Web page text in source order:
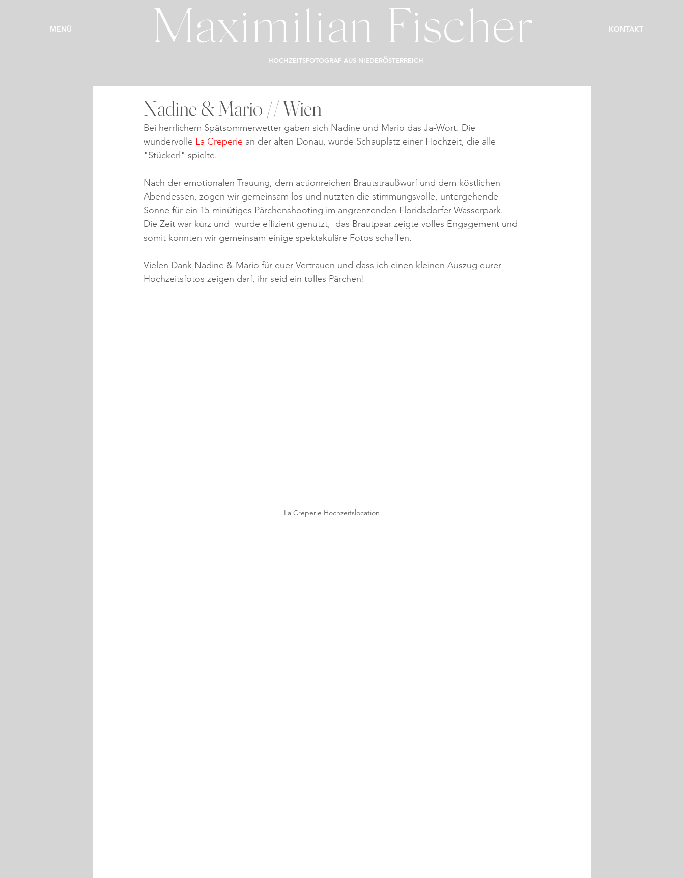
MENÜ Maximilian Fischer
HOCHZEITSFOTOGRAF AUS NIEDERÖSTERREICH
KONTAKT
Nadine & Mario // Wien
Bei herrlichem Spätsommerwetter gaben sich Nadine und Mario das Ja-Wort. Die
wundervolle La Creperie an der alten Donau, wurde Schauplatz einer Hochzeit, die alle
"Stückerl" spielte.
Nach der emotionalen Trauung, dem actionreichen Brautstraußwurf und dem köstlichen
Abendessen, zogen wir gemeinsam los und nutzten die stimmungsvolle, untergehende
Sonne für ein 15-minütiges Pärchenshooting im angrenzenden Floridsdorfer Wasserpark.
Die Zeit war kurz und  wurde effizient genutzt,  das Brautpaar zeigte volles Engagement und
somit konnten wir gemeinsam einige spektakuläre Fotos schaffen.
Vielen Dank Nadine & Mario für euer Vertrauen und dass ich einen kleinen Auszug eurer
Hochzeitsfotos zeigen darf, ihr seid ein tolles Pärchen!
La Creperie Hochzeitslocation